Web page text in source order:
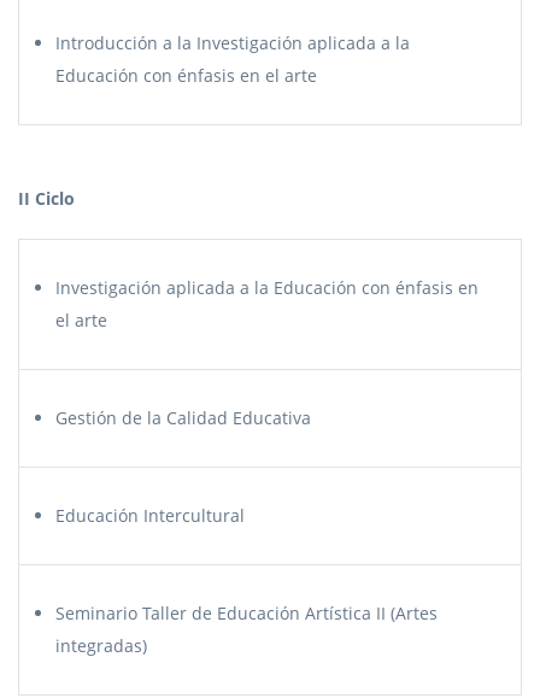
Introducción a la Investigación aplicada a la
Educación con énfasis en el arte
II Ciclo
Investigación aplicada a la Educación con énfasis en
el arte
Gestión de la Calidad Educativa
Educación Intercultural
Seminario Taller de Educación Artística II (Artes
integradas)